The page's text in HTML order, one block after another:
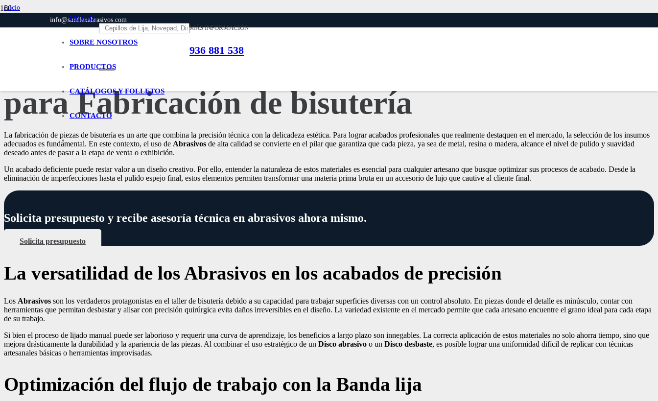
info@sunflexabrasivos.com
MÁS INFORMACIÓN
936 881 538
INICIO
SOBRE NOSOTROS
PRODUCTOS
CATÁLOGOS Y FOLLETOS
CONTACTO
Inicio
Por qué son tan importantes los Abrasivos para Fabricación de bisutería
Por qué son tan importantes los Abrasivos
para Fabricación de bisutería
La fabricación de piezas de bisutería es un arte que combina la precisión técnica con la delicadeza estética. Para lograr acabados profesionales que realmente destaquen en el mercado, la selección de los insumos
adecuados es fundamental. En este contexto, el uso de Abrasivos de alta calidad se convierte en el pilar que garantiza que cada pieza, ya sea de metal, resina o madera, alcance el nivel de pulido y suavidad
deseado antes de pasar a la etapa de venta o exhibición.
Un acabado deficiente puede restar valor a un diseño creativo. Por ello, entender la naturaleza de estos materiales es esencial para cualquier artesano que busque optimizar sus procesos de acabado. Desde la
eliminación de imperfecciones hasta el pulido espejo final, estos elementos permiten transformar una materia prima bruta en un accesorio de lujo que cautive al cliente final.
Solicita presupuesto y recibe asesoría técnica en abrasivos ahora mismo.
Solicita presupuesto
La versatilidad de los Abrasivos en los acabados de precisión
Los Abrasivos son los verdaderos protagonistas en el taller de bisutería debido a su capacidad para trabajar superficies diversas con un control absoluto. En piezas donde el detalle es minúsculo, contar con
herramientas que permitan desbastar y alisar con precisión quirúrgica evita daños irreversibles en el diseño. La variedad existente en el mercado permite que cada artesano encuentre el grano ideal para cada etapa
de su trabajo.
Si bien el proceso de lijado manual puede ser laborioso y requerir una curva de aprendizaje, los beneficios a largo plazo son innegables. La correcta aplicación de estos materiales no solo ahorra tiempo, sino que
mejora drásticamente la durabilidad y la apariencia de las piezas. Al combinar el uso estratégico de un Disco abrasivo o un Disco desbaste, es posible lograr una uniformidad difícil de replicar con técnicas
artesanales básicas o herramientas improvisadas.
Optimización del flujo de trabajo con la Banda lija